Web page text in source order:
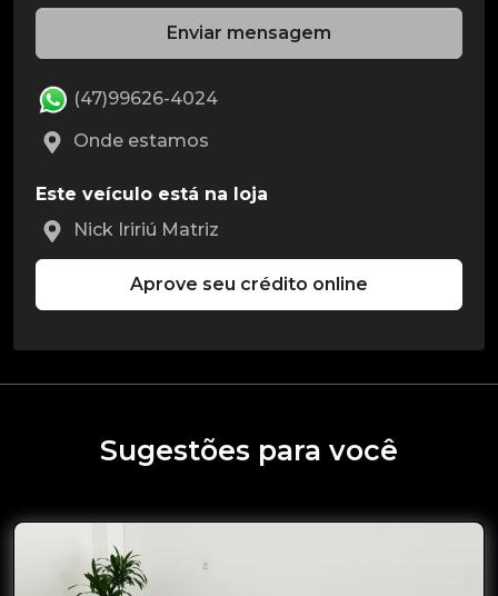
Enviar mensagem
(47)99626-4024
Onde estamos
Este veículo está na loja
Nick Iririú Matriz
Aprove seu crédito online
Sugestões para você